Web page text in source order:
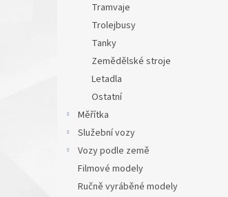
Tramvaje
Trolejbusy
Tanky
Zemědělské stroje
Letadla
Ostatní
Měřítka
Služební vozy
Vozy podle země
Filmové modely
Ručně vyráběné modely